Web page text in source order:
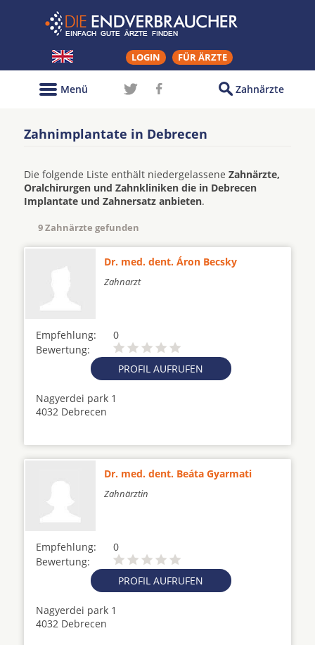
LOGIN FÜR ÄRZTE
Zahnärzte
Menü
Zahnimplantate in Debrecen
Die folgende Liste enthält niedergelassene Zahnärzte,
Oralchirurgen und Zahnkliniken die in Debrecen
Implantate und Zahnersatz anbieten.
9 Zahnärzte gefunden
Dr. med. dent. Áron Becsky
Zahnarzt
Empfehlung:
0
Bewertung:
PROFIL AUFRUFEN
Nagyerdei park 1
4032 Debrecen
Dr. med. dent. Beáta Gyarmati
Zahnärztin
Empfehlung:
0
Bewertung:
PROFIL AUFRUFEN
Nagyerdei park 1
4032 Debrecen